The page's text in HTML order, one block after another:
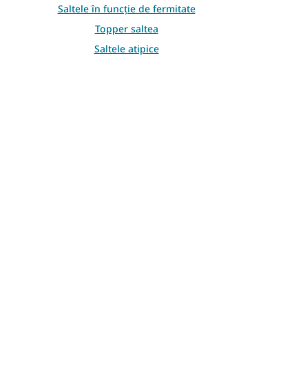
Saltele în funcție de fermitate
Topper saltea
Saltele atipice